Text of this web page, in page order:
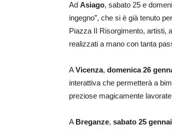
Ad Asiago, sabato 25 e
ingegno”, che si è già tenuto
Piazza II Risorgimento, artisti,
realizzati a mano con tanta
AVicenza, domenica 26
interattiva che permetterà a
preziose magicamente
A Breganze, sabato 25